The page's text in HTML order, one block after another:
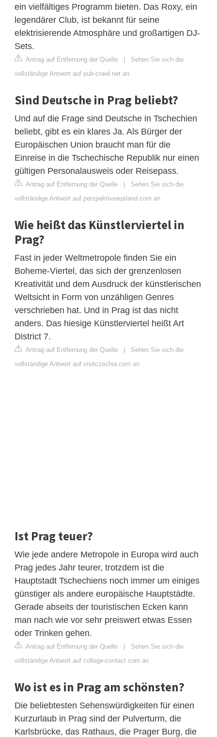
ein vielfältiges Programm bieten. Das Roxy, ein
legendärer Club, ist bekannt für seine
elektrisierende Atmosphäre und großartigen DJ-
Sets.
Antrag auf Entfernung der Quelle | Sehen Sie sich die
vollständige Antwort auf pub-crawl.net an
Sind Deutsche in Prag beliebt?
Und auf die Frage sind Deutsche in Tschechien
beliebt, gibt es ein klares Ja. Als Bürger der
Europäischen Union braucht man für die
Einreise in die Tschechische Republik nur einen
gültigen Personalausweis oder Reisepass.
Antrag auf Entfernung der Quelle | Sehen Sie sich die
vollständige Antwort auf perspektiveausland.com an
Wie heißt das Künstlerviertel in
Prag?
Fast in jeder Weltmetropole finden Sie ein
Boheme-Viertel, das sich der grenzenlosen
Kreativität und dem Ausdruck der künstlerischen
Weltsicht in Form von unzähligen Genres
verschrieben hat. Und in Prag ist das nicht
anders. Das hiesige Künstlerviertel heißt Art
District 7.
Antrag auf Entfernung der Quelle | Sehen Sie sich die
vollständige Antwort auf visitczechia.com an
Ist Prag teuer?
Wie jede andere Metropole in Europa wird auch
Prag jedes Jahr teurer, trotzdem ist die
Hauptstadt Tschechiens noch immer um einiges
günstiger als andere europäische Hauptstädte.
Gerade abseits der touristischen Ecken kann
man nach wie vor sehr preiswert etwas Essen
oder Trinken gehen.
Antrag auf Entfernung der Quelle | Sehen Sie sich die
vollständige Antwort auf college-contact.com an
Wo ist es in Prag am schönsten?
Die beliebtesten Sehenswürdigkeiten für einen
Kurzurlaub in Prag sind der Pulverturm, die
Karlsbrücke, das Rathaus, die Prager Burg, die